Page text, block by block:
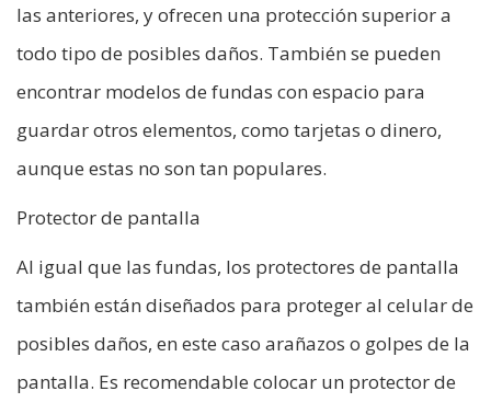
las anteriores, y ofrecen una protección superior a
todo tipo de posibles daños. También se pueden
encontrar modelos de fundas con espacio para
guardar otros elementos, como tarjetas o dinero,
aunque estas no son tan populares.
Protector de pantalla
Al igual que las fundas, los protectores de pantalla
también están diseñados para proteger al celular de
posibles daños, en este caso arañazos o golpes de la
pantalla. Es recomendable colocar un protector de